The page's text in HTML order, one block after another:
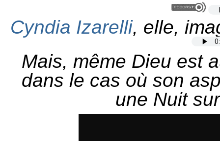
Cyndia Izarelli, elle,
Mais, même Dieu est
dans le cas où son
une Nuit